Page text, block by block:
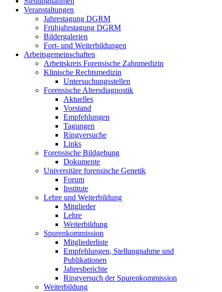
Veranstaltungen
Jahrestagung DGRM
Frühjahrstagung DGRM
Bildergalerien
Fort- und Weiterbildungen
Arbeitsgemeinschaften
Arbeitskreis Forensische Zahnmedizin
Klinische Rechtsmedizin
Untersuchungsstellen
Forensische Altersdiagnostik
Aktuelles
Vorstand
Empfehlungen
Tagungen
Ringversuche
Links
Forensische Bildgebung
Dokumente
Universitäre forensische Genetik
Forum
Institute
Lehre und Weiterbildung
Mitglieder
Lehre
Weiterbildung
Spurenkommission
Mitgliederliste
Empfehlungen, Stellungnahme und
Publikationen
Jahresberichte
Ringversuch der Spurenkommission
Weiterbildung